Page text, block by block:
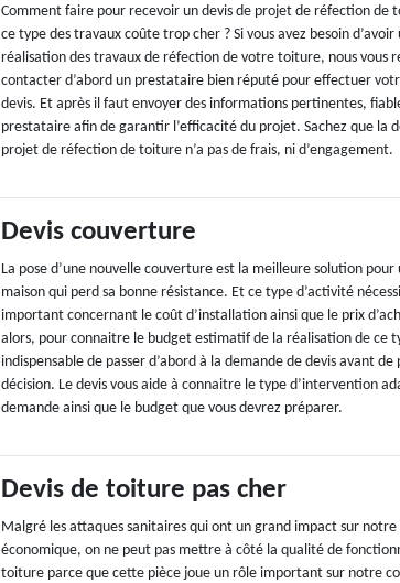
Comment faire pour recevoir un devis de projet de réfection de
ce type des travaux coûte trop cher ? Si vous avez besoin d’avoir
réalisation des travaux de réfection de votre toiture, nous vous
contacter d’abord un prestataire bien réputé pour effectuer
devis. Et après il faut envoyer des informations pertinentes,
prestataire afin de garantir l’efficacité du projet. Sachez que la
projet de réfection de toiture n’a pas de frais, ni d’engagement.
Devis couverture
La pose d’une nouvelle couverture est la meilleure solution
maison qui perd sa bonne résistance. Et ce type d’activité
important concernant le coût d’installation ainsi que le prix
alors, pour connaitre le budget estimatif de la réalisation de ce
indispensable de passer d’abord à la demande de devis avant
décision. Le devis vous aide à connaitre le type d’intervention
demande ainsi que le budget que vous devrez préparer.
Devis de toiture pas cher
Malgré les attaques sanitaires qui ont un grand impact sur
économique, on ne peut pas mettre à côté la qualité de
toiture parce que cette pièce joue un rôle important sur notre